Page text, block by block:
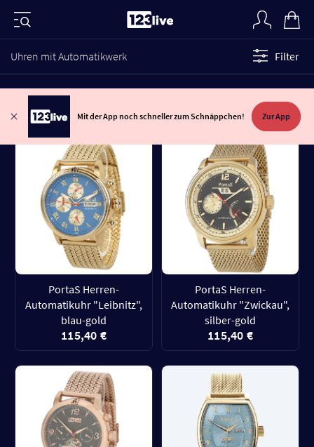
Uhren mit Automatikwerk Filter
Mit der App noch schneller zum Schnäppchen! Zur App
PortaS Herren-
Automatikuhr "Leibnitz",
blau-gold
115,40 €
PortaS Herren-
Automatikuhr "Zwickau",
silber-gold
115,40 €